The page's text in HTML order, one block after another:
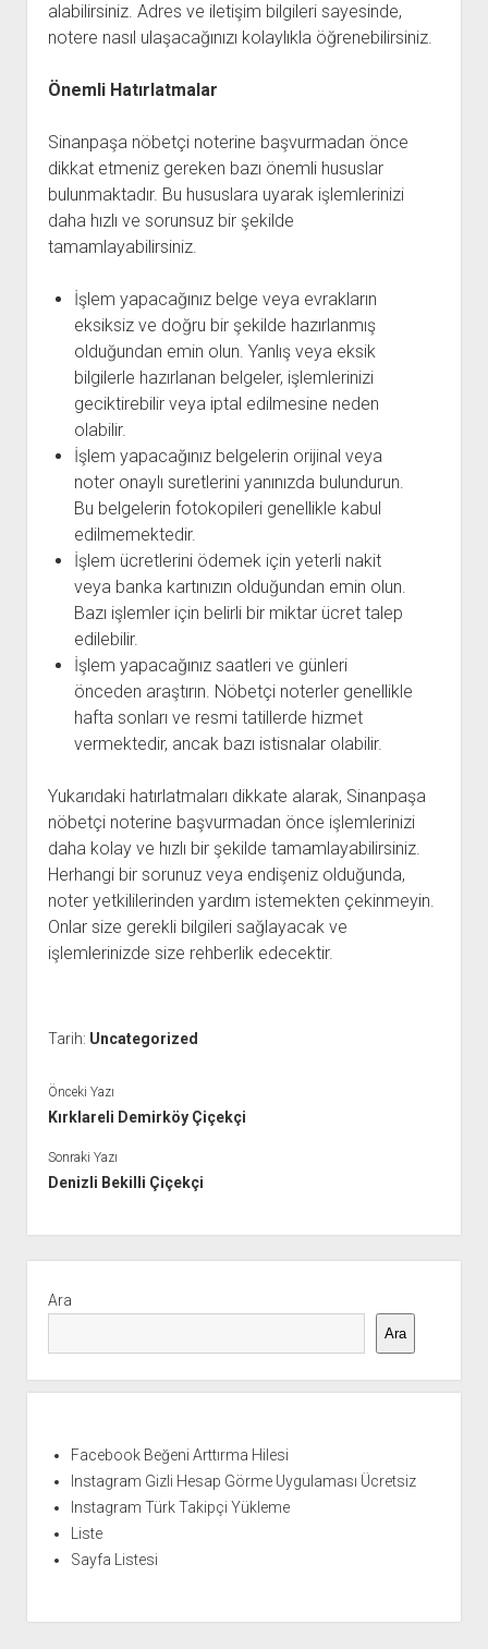
alabilirsiniz. Adres ve iletişim bilgileri sayesinde,
notere nasıl ulaşacağınızı kolaylıkla öğrenebilirsiniz.
Önemli Hatırlatmalar
Sinanpaşa nöbetçi noterine başvurmadan önce
dikkat etmeniz gereken bazı önemli hususlar
bulunmaktadır. Bu hususlara uyarak işlemlerinizi
daha hızlı ve sorunsuz bir şekilde
tamamlayabilirsiniz.
İşlem yapacağınız belge veya evrakların
eksiksiz ve doğru bir şekilde hazırlanmış
olduğundan emin olun. Yanlış veya eksik
bilgilerle hazırlanan belgeler, işlemlerinizi
geciktirebilir veya iptal edilmesine neden
olabilir.
İşlem yapacağınız belgelerin orijinal veya
noter onaylı suretlerini yanınızda bulundurun.
Bu belgelerin fotokopileri genellikle kabul
edilmemektedir.
İşlem ücretlerini ödemek için yeterli nakit
veya banka kartınızın olduğundan emin olun.
Bazı işlemler için belirli bir miktar ücret talep
edilebilir.
İşlem yapacağınız saatleri ve günleri
önceden araştırın. Nöbetçi noterler genellikle
hafta sonları ve resmi tatillerde hizmet
vermektedir, ancak bazı istisnalar olabilir.
Yukarıdaki hatırlatmaları dikkate alarak, Sinanpaşa
nöbetçi noterine başvurmadan önce işlemlerinizi
daha kolay ve hızlı bir şekilde tamamlayabilirsiniz.
Herhangi bir sorunuz veya endişeniz olduğunda,
noter yetkililerinden yardım istemekten çekinmeyin.
Onlar size gerekli bilgileri sağlayacak ve
işlemlerinizde size rehberlik edecektir.
Tarih: Uncategorized
Önceki Yazı
Kırklareli Demirköy Çiçekçi
Sonraki Yazı
Denizli Bekilli Çiçekçi
Menü
Ara
Ara
Facebook Beğeni Arttırma Hilesi
Instagram Gizli Hesap Görme Uygulaması Ücretsiz
Instagram Türk Takipçi Yükleme
Liste
Sayfa Listesi